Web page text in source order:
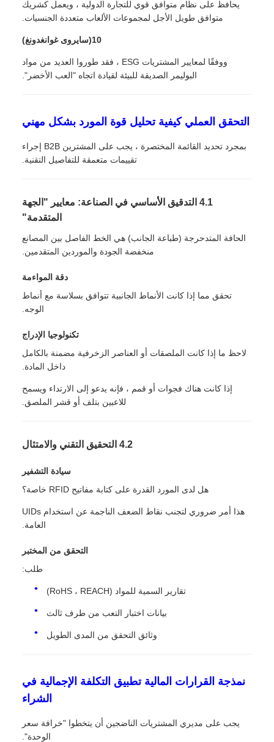
يحافظ على نظام متوافق قوي للتجارة الدولية ، ويعمل كشريك
متوافق طويل الأجل لمجموعات الألعاب متعددة الجنسيات.
ووفقًا لمعايير المشتريات ESG ، فقد طوروا العديد من مواد
البوليمر الصديقة للبيئة لقيادة اتجاه "العب الأخضر".
التحقق العملي كيفية تحليل قوة المورد بشكل مهني
بمجرد تحديد القائمة المختصرة ، يجب على المشترين B2B إجراء
تقييمات متعمقة للتفاصيل التقنية.
4.1 التدقيق الأساسي في الصناعة: معايير "الجهة
المتقدمة"
الحافة المتدحرجة (طباعة الجانب) هي الخط الفاصل بين المصانع
منخفضة الجودة والموردين المتقدمين.
دقة المواءمة
تحقق مما إذا كانت الأنماط الجانبية تتوافق بسلاسة مع أنماط
الوجه.
تكنولوجيا الإدراج
لاحظ ما إذا كانت الملصقات أو العناصر الزخرفية مضمنة بالكامل
داخل المادة.
إذا كانت هناك فجوات أو قمم ، فإنه يدعو إلى الارتداء ويسمح
للاعبين بتلف أو قشر الملصق.
سيادة التشفير
هل لدى المورد القدرة على كتابة مفاتيح RFID خاصة؟
هذا أمر ضروري لتجنب نقاط الضعف الناجمة عن استخدام UIDs
العامة.
التحقق من المختبر
طلب:
تقارير السمية للمواد (RoHS ، REACH)
بيانات اختبار التعب من طرف ثالث
وثائق التحقق من المدى الطويل
نمذجة القرارات المالية تطبيق التكلفة الإجمالية في
الشراء
يجب على مديري المشتريات الناضجين أن يتخطوا "خرافة سعر
الوحدة".